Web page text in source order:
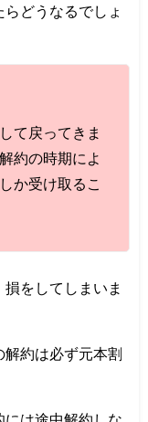
どうなるでしょ
て戻ってきま
約の時期によ
か受け取るこ
をしてしまいま
約は必ず元本割